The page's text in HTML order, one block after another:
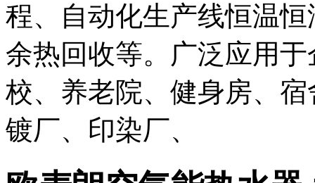
程、自动化生产线恒温
余热回收等。广泛应用
校、养老院、健身房、
镀厂、印染厂、